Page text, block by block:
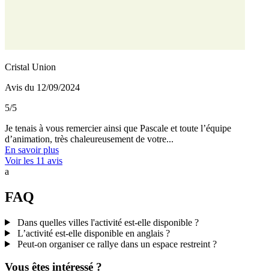
Cristal Union
Avis du 12/09/2024
5/5
Je tenais à vous remercier ainsi que Pascale et toute l’équipe
d’animation, très chaleureusement de votre...
En savoir plus
Voir les 11 avis
a
FAQ
Dans quelles villesl'activité est-elle disponible ?
L’activité est-elle disponible en anglais?
Peut-on organiser ce rallye dans un espace restreint?
Vous êtes intéressé ?